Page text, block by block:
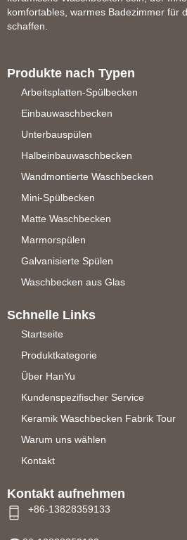
komfortables, warmes Badezimmer für
schaffen.
Produkte nach Typen
Arbeitsplatten-Spülbecken
Einbauwaschbecken
Unterbauspülen
Halbeinbauwaschbecken
Wandmontierte Waschbecken
Mini-Spülbecken
Matte Waschbecken
Marmorspülen
Galvanisierte Spülen
Waschbecken aus Glas
Schnelle Links
Startseite
Produktkategorie
Über HanYu
Kundenspezifischer Service
Keramik Waschbecken Fabrik Tour
Warum uns wählen
Kontakt
Kontakt aufnehmen
+86-13828359133